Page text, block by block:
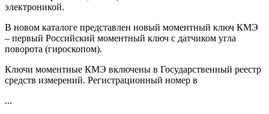
электроникой.
В новом каталоге представлен новый моментный ключ КМЭ
– первый Российский моментный ключ с датчиком угла
поворота (гироскопом).
Ключи моментные КМЭ включены в Государственный реестр
средств измерений. Регистрационный номер в
...